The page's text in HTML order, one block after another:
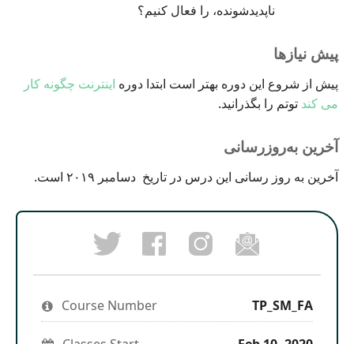
ناپدیدشونده، را فعال کنیم؟
پیش نیازها
پیش از شروع این دوره بهتر است ابتدا دوره اینترنت چگونه کار
می کند توتم را بگذرانید.
آخرین به‌روزرسانی
آخرین به روز رسانی این درس در تاریخ دسامبر ۲۰۱۹ است.
Tweet
that
enrolled
in
this
course
Post
aFacebook
message
you've
enrolled
Follow
us
on
Instagram
stay
updated
Email
someone
to
say
enrolled
in
this
Course Number TP_SM_FA